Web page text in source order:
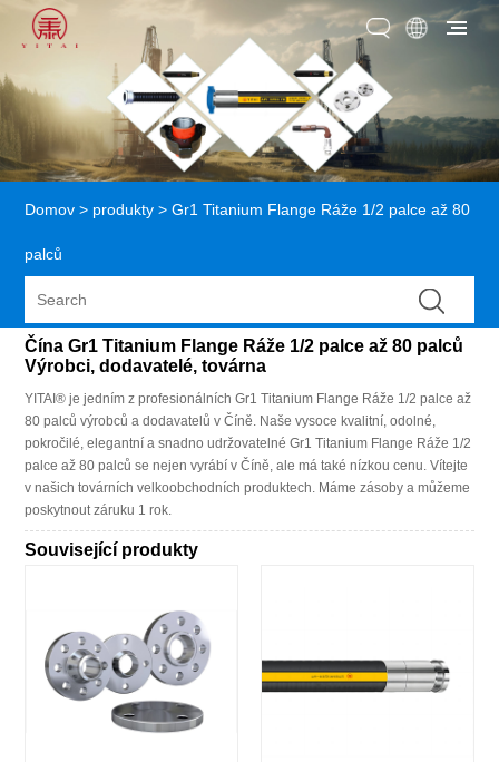
Domov > produkty > Gr1 Titanium Flange Ráže 1/2 palce až 80
palců
Čína Gr1 Titanium Flange Ráže 1/2 palce až 80 palců
Výrobci, dodavatelé, továrna
YITAI® je jedním z profesionálních Gr1 Titanium Flange Ráže 1/2 palce až
80 palců výrobců a dodavatelů v Číně. Naše vysoce kvalitní, odolné,
pokročilé, elegantní a snadno udržovatelné Gr1 Titanium Flange Ráže 1/2
palce až 80 palců se nejen vyrábí v Číně, ale má také nízkou cenu. Vítejte
v našich továrních velkoobchodních produktech. Máme zásoby a můžeme
poskytnout záruku 1 rok.
Související produkty